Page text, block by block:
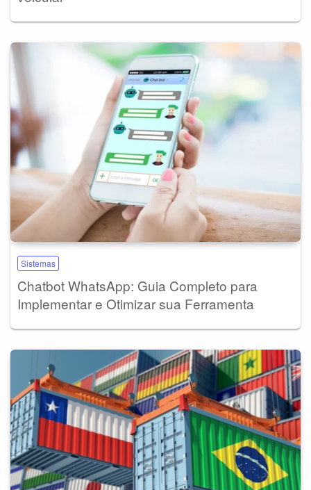
Sistemas
Chatbot WhatsApp: Guia Completo para
Implementar e Otimizar sua Ferramenta